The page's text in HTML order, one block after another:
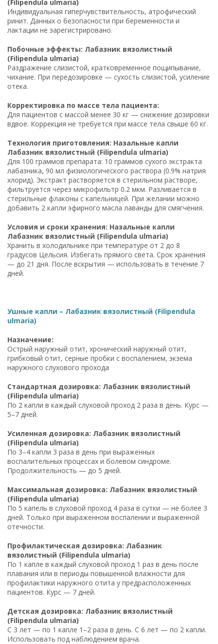
(Filipendula ulmaria)
Индивидуальная гиперчувствительность, атрофический
ринит. Данных о безопасности при беременности и
лактации не зарегистрировано.
Побочные эффекты: Лабазник вязолистный
(Filipendula ulmaria)
Раздражение слизистой, кратковременное пощипывание,
чихание. При передозировке — сухость слизистой, усиление
отека.
Корректировка по массе тела пациента:
Для пациентов с массой менее 30 кг — снижение дозировки
вдвое. Коррекция не требуется при массе тела свыше 60 кг.
Технология приготовления: Назальные капли
Лабазник вязолистный (Filipendula ulmaria)
Для 100 граммов препарата: 10 граммов сухого экстракта
лабазника, 90 мл физиологического раствора (0.9% натрия
хлорид). Экстракт растворяется в стерильном растворе,
фильтруется через микрофильтр 0.2 мкм. Разливается в
стерильные флаконы с капельницей. При желании можно
добавить 2 капли эфирного масла лаванды для смягчения.
Условия и сроки хранения: Назальные капли
Лабазник вязолистный (Filipendula ulmaria)
Хранить в холодильнике при температуре от 2 до 8
градусов Цельсия. Избегать прямого света. Срок хранения
— до 21 дня. После вскрытия — использовать в течение 7
дней.
Ушные капли – Лабазник вязолистный (Filipendula
ulmaria)
Назначение:
Острый наружный отит, хронический наружный отит,
грибковый отит, серные пробки с воспалением, экзема
наружного слухового прохода
Стандартная дозировка: Лабазник вязолистный
(Filipendula ulmaria)
По 2 капли в каждый слуховой проход 2 раза в день. Курс —
5–7 дней.
Усиленная дозировка: Лабазник вязолистный
(Filipendula ulmaria)
По 3–4 капли 3 раза в день при выраженных
воспалительных процессах и болевом синдроме.
Продолжительность — до 5 дней.
Максимальная дозировка: Лабазник вязолистный
(Filipendula ulmaria)
По 5 капель в слуховой проход 4 раза в сутки — не более 3
дней. Только при выраженном воспалении и выраженной
отечности.
Профилактическая дозировка: Лабазник
вязолистный (Filipendula ulmaria)
По 1 капле в каждый слуховой проход 1 раз в день после
плавания или в периоды повышенной влажности для
профилактики наружного отита у предрасположенных
пациентов. Курс — 7 дней.
Детская дозировка: Лабазник вязолистный
(Filipendula ulmaria)
С 3 лет — по 1 капле 1–2 раза в день. С 6 лет — по 2 капли.
Использовать под наблюдением врача.